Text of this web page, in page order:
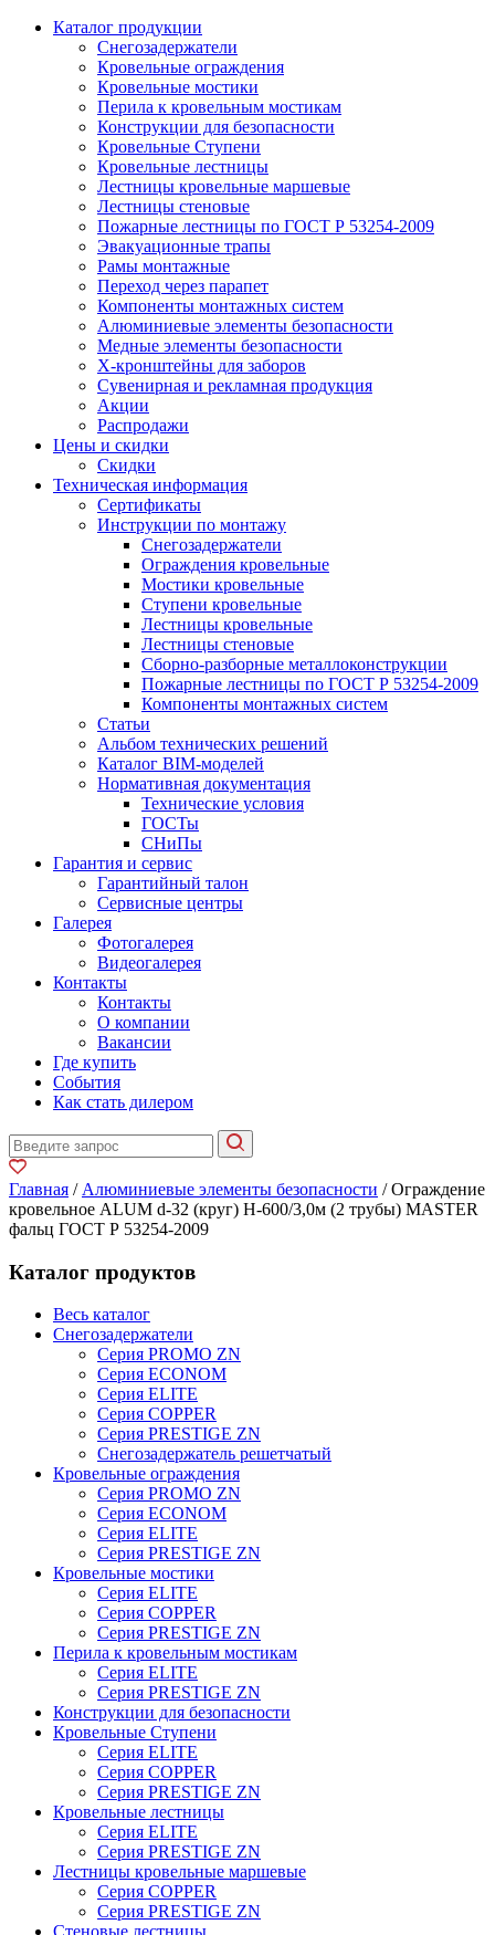
Каталог продукции
Снегозадержатели
Кровельные ограждения
Кровельные мостики
Перила к кровельным мостикам
Конструкции для безопасности
Кровельные Ступени
Кровельные лестницы
Лестницы кровельные маршевые
Лестницы стеновые
Пожарные лестницы по ГОСТ Р 53254-2009
Эвакуационные трапы
Рамы монтажные
Переход через парапет
Компоненты монтажных систем
Алюминиевые элементы безопасности
Медные элементы безопасности
X-кронштейны для заборов
Сувенирная и рекламная продукция
Акции
Распродажи
Цены и скидки
Скидки
Техническая информация
Сертификаты
Инструкции по монтажу
Снегозадержатели
Ограждения кровельные
Мостики кровельные
Ступени кровельные
Лестницы кровельные
Лестницы стеновые
Сборно-разборные металлоконструкции
Пожарные лестницы по ГОСТ Р 53254-2009
Компоненты монтажных систем
Статьи
Альбом технических решений
Каталог BIM-моделей
Нормативная документация
Технические условия
ГОСТы
СНиПы
Гарантия и сервис
Гарантийный талон
Сервисные центры
Галерея
Фотогалерея
Видеогалерея
Контакты
Контакты
О компании
Вакансии
Где купить
События
Как стать дилером
Главная / Алюминиевые элементы безопасности / Ограждение
кровельное ALUM d-32 (круг) H-600/3,0м (2 трубы) MASTER
фальц ГОСТ Р 53254-2009
Каталог продуктов
Весь каталог
Снегозадержатели
Серия PROMO ZN
Серия ECONOM
Серия ELITE
Серия COPPER
Серия PRESTIGE ZN
Снегозадержатель решетчатый
Кровельные ограждения
Серия PROMO ZN
Серия ECONOM
Серия ELITE
Серия PRESTIGE ZN
Кровельные мостики
Серия ELITE
Серия COPPER
Серия PRESTIGE ZN
Перила к кровельным мостикам
Серия ELITE
Серия PRESTIGE ZN
Конструкции для безопасности
Кровельные Ступени
Серия ELITE
Серия COPPER
Серия PRESTIGE ZN
Кровельные лестницы
Серия ELITE
Серия PRESTIGE ZN
Лестницы кровельные маршевые
Серия COPPER
Серия PRESTIGE ZN